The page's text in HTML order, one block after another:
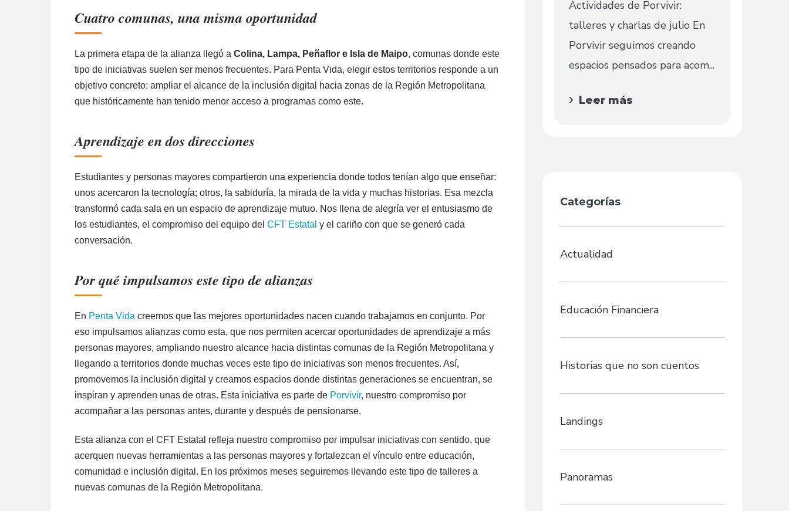
Cuatro comunas, una misma oportunidad
La primera etapa de la alianza llegó a Colina, Lampa, Peñaflor e Isla de Maipo, comunas donde este
tipo de iniciativas suelen ser menos frecuentes. Para Penta Vida, elegir estos territorios responde a un
objetivo concreto: ampliar el alcance de la inclusión digital hacia zonas de la Región Metropolitana
que históricamente han tenido menor acceso a programas como este.
Aprendizaje en dos direcciones
Estudiantes y personas mayores compartieron una experiencia donde todos tenían algo que enseñar:
unos acercaron la tecnología; otros, la sabiduría, la mirada de la vida y muchas historias. Esa mezcla
transformó cada sala en un espacio de aprendizaje mutuo. Nos llena de alegría ver el entusiasmo de
los estudiantes, el compromiso del equipo del CFT Estatal y el cariño con que se generó cada
conversación.
Por qué impulsamos este tipo de alianzas
En Penta Vida creemos que las mejores oportunidades nacen cuando trabajamos en conjunto. Por
eso impulsamos alianzas como esta, que nos permiten acercar oportunidades de aprendizaje a más
personas mayores, ampliando nuestro alcance hacia distintas comunas de la Región Metropolitana y
llegando a territorios donde muchas veces este tipo de iniciativas son menos frecuentes. Así,
promovemos la inclusión digital y creamos espacios donde distintas generaciones se encuentran, se
inspiran y aprenden unas de otras. Esta iniciativa es parte de Porvivir, nuestro compromiso por
acompañar a las personas antes, durante y después de pensionarse.
Esta alianza con el CFT Estatal refleja nuestro compromiso por impulsar iniciativas con sentido, que
acerquen nuevas herramientas a las personas mayores y fortalezcan el vínculo entre educación,
comunidad e inclusión digital. En los próximos meses seguiremos llevando este tipo de talleres a
nuevas comunas de la Región Metropolitana.
Actividades de Porvivir:
talleres y charlas de julio En
Porvivir seguimos creando
espacios pensados para acom...
Leer más
Categorías
Actualidad
Educación Financiera
Historias que no son cuentos
Landings
Panoramas